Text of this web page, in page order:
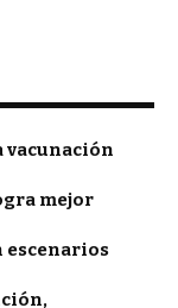
vacunación
mejor
escenarios